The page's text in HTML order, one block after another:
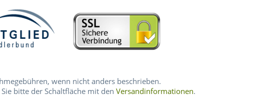
wenn nicht anders beschrieben.
bitte der Schaltfläche mit den Versandinformationen.